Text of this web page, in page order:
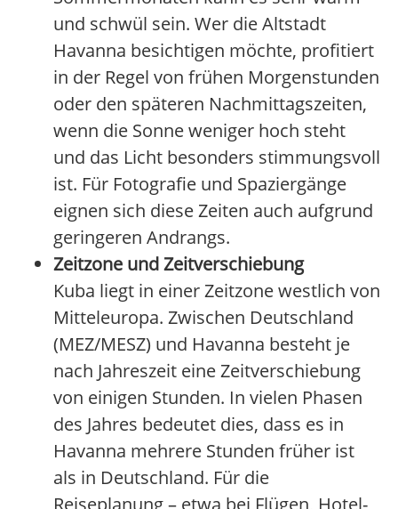
und schwül sein. Wer die Altstadt
Havanna besichtigen möchte, profitiert
in der Regel von frühen Morgenstunden
oder den späteren Nachmittagszeiten,
wenn die Sonne weniger hoch steht
und das Licht besonders stimmungsvoll
ist. Für Fotografie und Spaziergänge
eignen sich diese Zeiten auch aufgrund
geringeren Andrangs.
Zeitzone und Zeitverschiebung
Kuba liegt in einer Zeitzone westlich von
Mitteleuropa. Zwischen Deutschland
(MEZ/MESZ) und Havanna besteht je
nach Jahreszeit eine Zeitverschiebung
von einigen Stunden. In vielen Phasen
des Jahres bedeutet dies, dass es in
Havanna mehrere Stunden früher ist
als in Deutschland. Für die